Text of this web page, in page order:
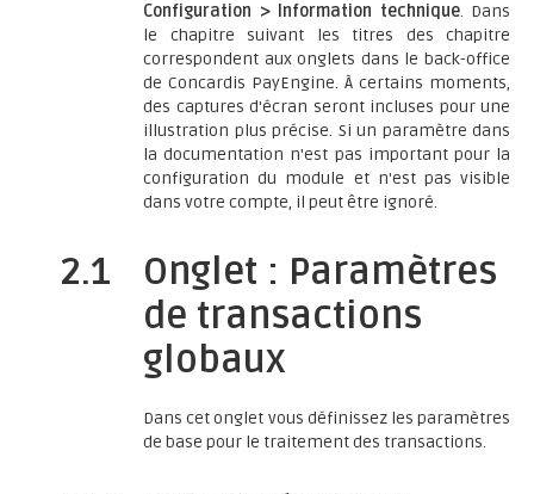
Configuration > Information technique. Dans
le chapitre suivant les titres des chapitre
correspondent aux onglets dans le back-office
de Concardis PayEngine. À certains moments,
des captures d'écran seront incluses pour une
illustration plus précise. Si un paramètre dans
la documentation n'est pas important pour la
configuration du module et n'est pas visible
dans votre compte, il peut être ignoré.
2.1
Onglet : Paramètres
de transactions
globaux
Dans cet onglet vous définissez les paramètres
de base pour le traitement des transactions.